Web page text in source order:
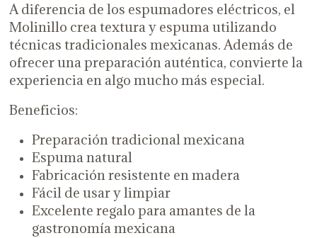
A diferencia de los espumadores eléctricos, el
Molinillo crea textura y espuma utilizando
técnicas tradicionales mexicanas. Además de
ofrecer una preparación auténtica, convierte la
experiencia en algo mucho más especial.
Beneficios:
Preparación tradicional mexicana
Espuma natural
Fabricación resistente en madera
Fácil de usar y limpiar
Excelente regalo para amantes de la
gastronomía mexicana